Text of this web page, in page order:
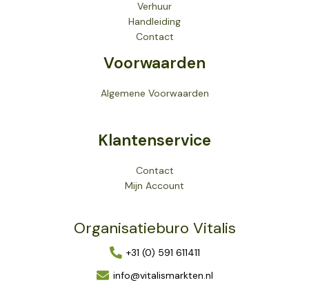
Verhuur
Handleiding
Contact
Voorwaarden
Algemene Voorwaarden
Klantenservice
Contact
Mijn Account
Organisatieburo Vitalis
+31 (0) 591 611411
info@vitalismarkten.nl